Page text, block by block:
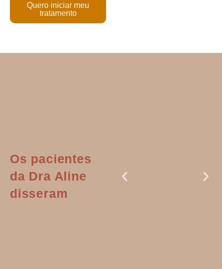
Quero iniciar meu
tratamento
Os pacientes
da Dra Aline
disseram